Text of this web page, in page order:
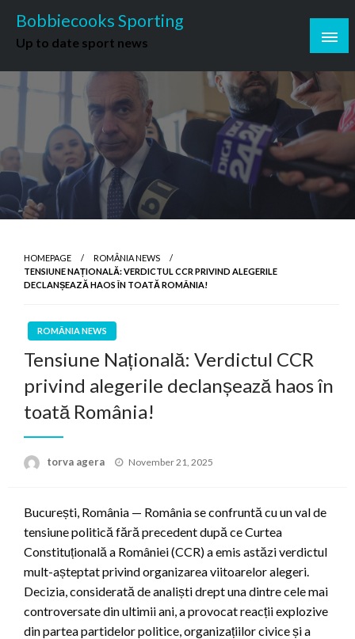
content
Bobbiecooks Sporting
Up to date sport news
HOMEPAGE
ROMÂNIA NEWS
TENSIUNE NAȚIONALĂ: VERDICTUL CCR PRIVIND ALEGERILE
DECLANȘEAZĂ HAOS ÎN TOATĂ ROMÂNIA!
ROMÂNIA NEWS
Tensiune Națională: Verdictul CCR
privind alegerile declanșează haos în
toată România!
torva agera
Posted
November 21, 2025
București, România — România se confruntă cu un val de
tensiune politică fără precedent după ce Curtea
Constituțională a României (CCR) a emis astăzi verdictul
mult-așteptat privind organizarea viitoarelor alegeri.
Decizia, considerată de analiști drept una dintre cele mai
controversate din ultimii ani, a provocat reacții explozive
din partea partidelor politice, organizațiilor civice și a